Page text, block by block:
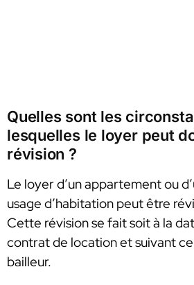
Quelles sont les
lesquelles le loyer peut
révision ?
Le loyer d’un appartement ou
usage d’habitation peut être
Cette révision se fait soit à la
contrat de location et suivant
bailleur.